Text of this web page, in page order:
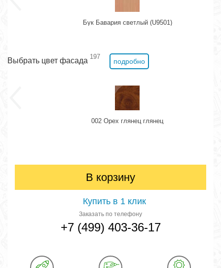
Бук Бавария светлый (U9501)
Выбрать цвет фасада 197
подробно
002 Орех глянец глянец
В корзину
Купить в 1 клик
Заказать по телефону
+7 (499) 403-36-17